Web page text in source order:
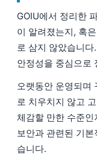
GOIU에서 정리한
이 알려졌는지, 혹
로 삼지 않았습니
안정성을 중심으로
오랫동안 운영되며
로 치우치지 않고
체감할 만한 수준
보안과 관련된 기
습니다.